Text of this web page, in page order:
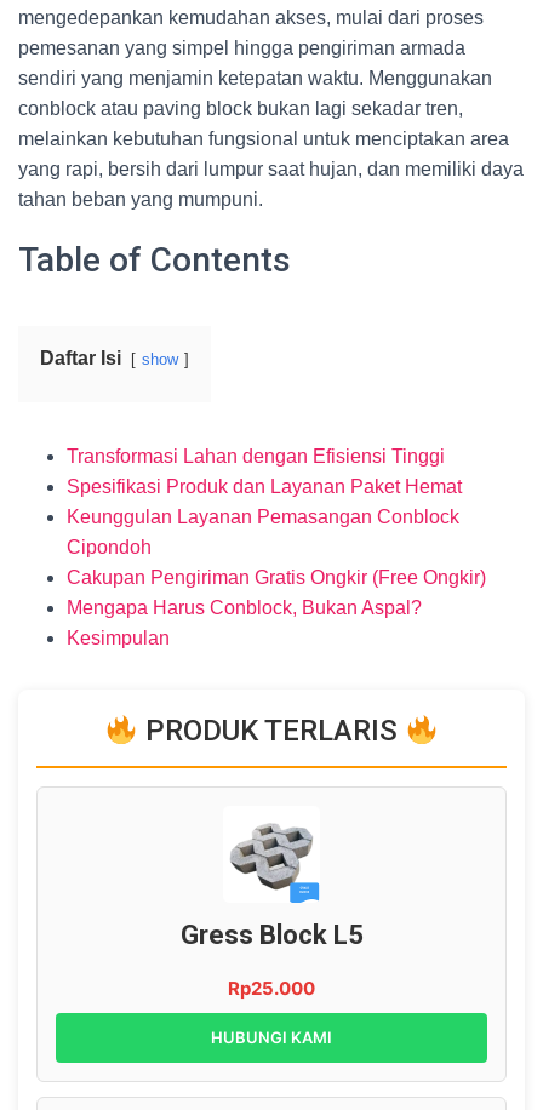
mengedepankan kemudahan akses, mulai dari proses
pemesanan yang simpel hingga pengiriman armada
sendiri yang menjamin ketepatan waktu. Menggunakan
conblock atau paving block bukan lagi sekadar tren,
melainkan kebutuhan fungsional untuk menciptakan area
yang rapi, bersih dari lumpur saat hujan, dan memiliki daya
tahan beban yang mumpuni.
Table of Contents
Daftar Isi show
Transformasi Lahan dengan Efisiensi Tinggi
Spesifikasi Produk dan Layanan Paket Hemat
Keunggulan Layanan Pemasangan Conblock
Cipondoh
Cakupan Pengiriman Gratis Ongkir (Free Ongkir)
Mengapa Harus Conblock, Bukan Aspal?
Kesimpulan
PRODUK TERLARIS
Gress Block L5
Rp25.000
HUBUNGI KAMI